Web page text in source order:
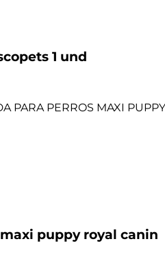
1 und
puppy royal canin